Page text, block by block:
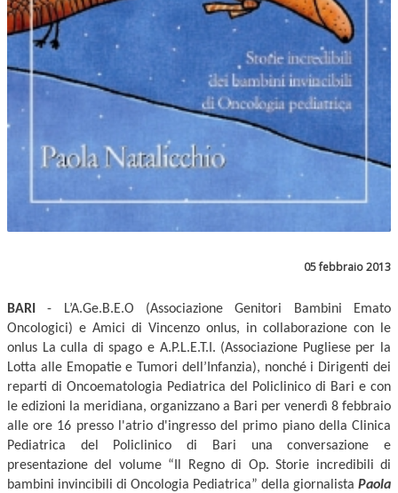
05 febbraio 2013
BARI
- L’A.Ge.B.E.O (Associazione Genitori Bambini Emato
Oncologici) e Amici di Vincenzo onlus, in collaborazione con le
onlus La culla di spago e A.P.L.E.T.I. (Associazione Pugliese per la
Lotta alle Emopatie e Tumori dell’Infanzia), nonché i Dirigenti dei
reparti di Oncoematologia Pediatrica del Policlinico di Bari e con
le edizioni la meridiana, organizzano a Bari per venerdì 8 febbraio
alle ore 16 presso l'atrio d'ingresso del primo piano della Clinica
Pediatrica del Policlinico di Bari una conversazione e
presentazione del volume “Il Regno di Op. Storie incredibili di
bambini invincibili di Oncologia Pediatrica” della giornalista Paola